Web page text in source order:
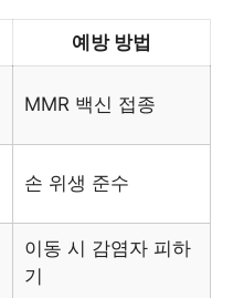
예방 방법
MMR 백신 접종
손 위생 준수
이동 시 감염자 피하
기